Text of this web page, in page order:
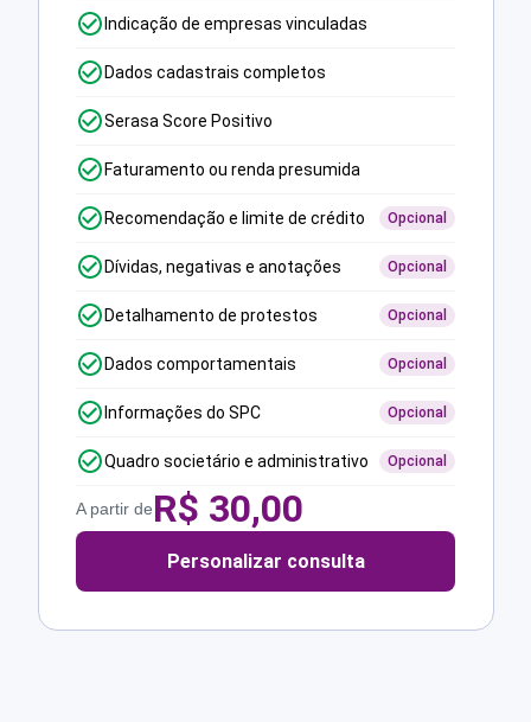
Indicação de empresas vinculadas
Dados cadastrais completos
Serasa Score Positivo
Faturamento ou renda presumida
Recomendação e limite de crédito Opcional
Dívidas, negativas e anotações Opcional
Detalhamento de protestos Opcional
Dados comportamentais Opcional
Informações do SPC Opcional
Quadro societário e administrativo Opcional
A partir deR$ 30,00
Personalizar consulta